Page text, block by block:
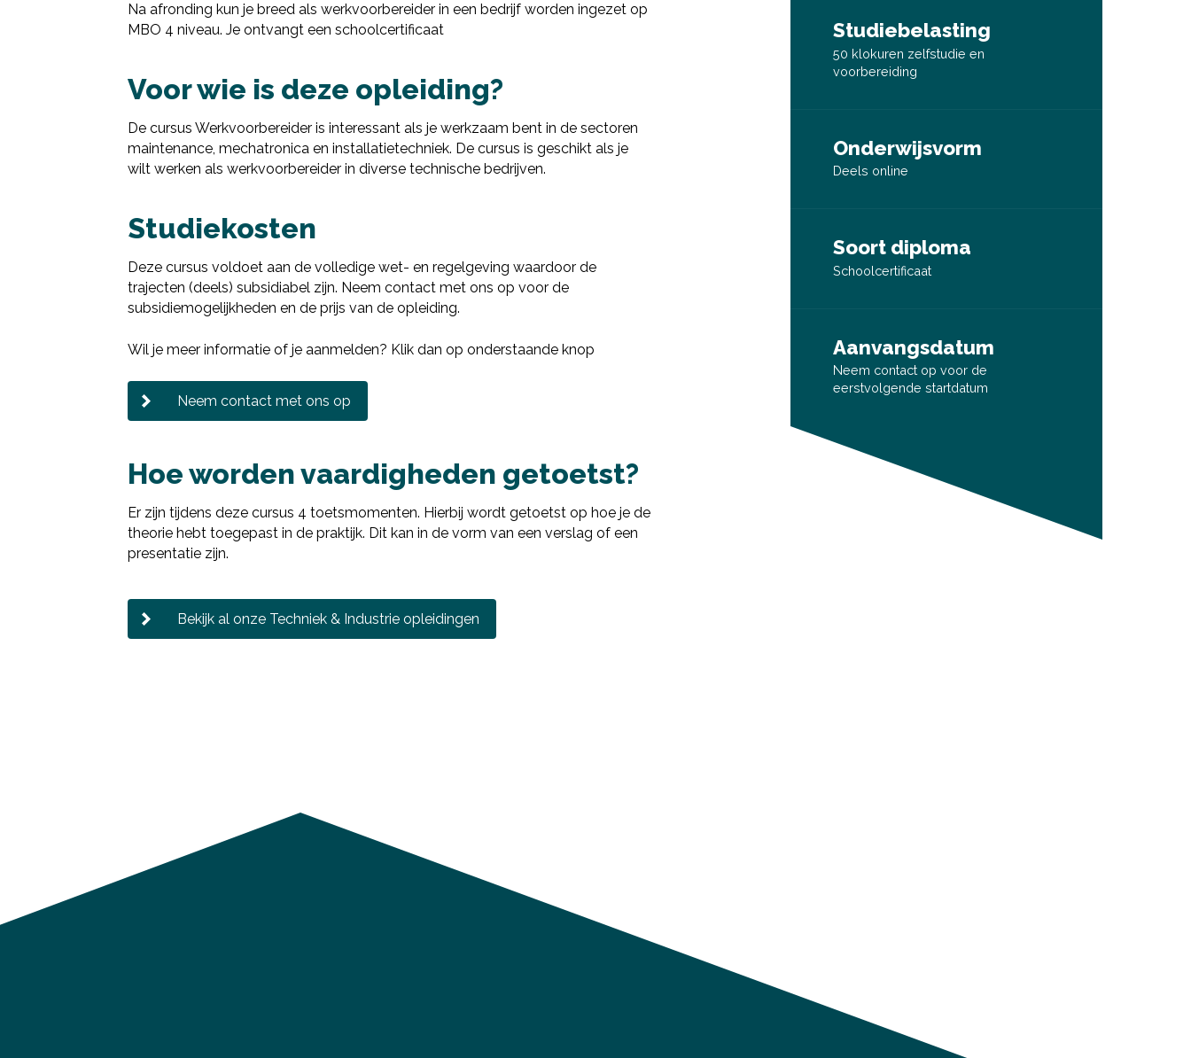
Na afronding kun je breed als werkvoorbereider in een bedrijf worden ingezet op
MBO 4 niveau. Je ontvangt een schoolcertificaat
Voor wie is deze opleiding?
De cursus Werkvoorbereider is interessant als je werkzaam bent in de sectoren
maintenance, mechatronica en installatietechniek. De cursus is geschikt als je
wilt werken als werkvoorbereider in diverse technische bedrijven.
Studiekosten
Deze cursus voldoet aan de volledige wet- en regelgeving waardoor de
trajecten (deels) subsidiabel zijn. Neem contact met ons op voor de
subsidiemogelijkheden en de prijs van de opleiding.
Wil je meer informatie of je aanmelden? Klik dan op onderstaande knop
Neem contact met ons op
Hoe worden vaardigheden getoetst?
Er zijn tijdens deze cursus 4 toetsmomenten. Hierbij wordt getoetst op hoe je de
theorie hebt toegepast in de praktijk. Dit kan in de vorm van een verslag of een
presentatie zijn.
Bekijk al onze Techniek & Industrie opleidingen
Studiebelasting
50 klokuren zelfstudie en
voorbereiding
Onderwijsvorm
Deels online
Soort diploma
Schoolcertificaat
Aanvangsdatum
Neem contact op voor de
eerstvolgende startdatum